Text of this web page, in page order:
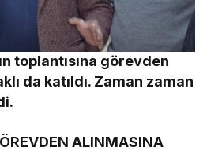
toplantısına görevden
da katıldı. Zaman zaman
ALINMASINA